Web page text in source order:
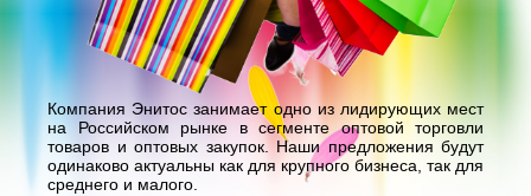
Компания Энитос занимает одно из лидирующих мест
на Российском рынке в сегменте оптовой торговли
товаров и оптовых закупок. Наши предложения будут
одинаково актуальны как для крупного бизнеса, так для
среднего и малого.